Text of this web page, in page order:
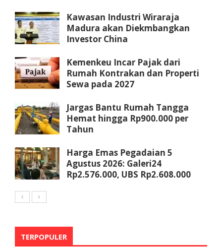
Kawasan Industri Wiraraja
Madura akan Diekmbangkan
Investor China
Kemenkeu Incar Pajak dari
Rumah Kontrakan dan Properti
Sewa pada 2027
Jargas Bantu Rumah Tangga
Hemat hingga Rp900.000 per
Tahun
Harga Emas Pegadaian 5
Agustus 2026: Galeri24
Rp2.576.000, UBS Rp2.608.000
TERPOPULER